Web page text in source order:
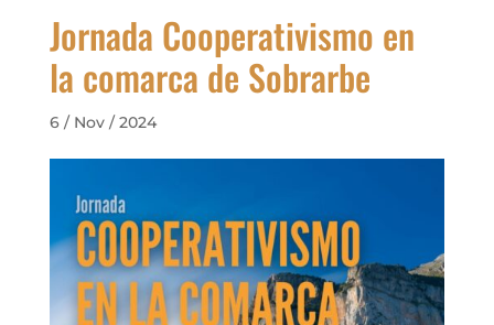
Jornada Cooperativismo en
la comarca de Sobrarbe
6 / Nov / 2024